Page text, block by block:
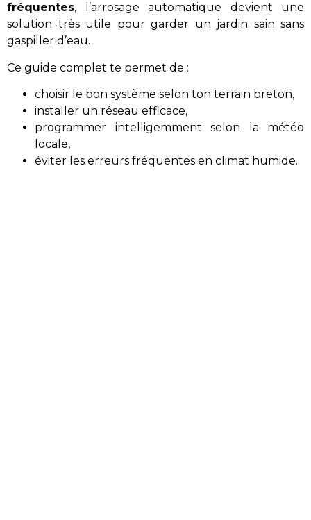
fréquentes, l’arrosage automatique devient une
solution très utile pour garder un jardin sain sans
gaspiller d’eau.
Ce guide complet te permet de :
choisir le bon système selon ton terrain breton,
installer un réseau efficace,
programmer intelligemment selon la météo
locale,
éviter les erreurs fréquentes en climat humide.